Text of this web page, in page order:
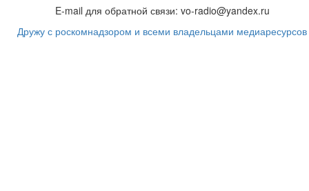
E-mail для обратной связи: vo-radio@yandex.ru
Дружу с роскомнадзором и всеми владельцами медиаресурсов